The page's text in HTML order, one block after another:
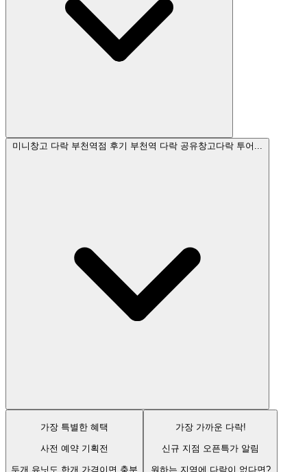
가장 특별한 혜택
사전 예약 기획전
두개 유닛도 한개 가격이면 충분
가장 가까운 다락!
신규 지점 오픈특가 알림
원하는 지역에 다락이 없다면?